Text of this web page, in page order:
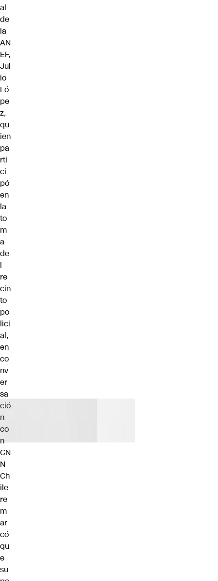
al
de
la
AN
EF,
Jul
io
Ló
pe
z,
qu
ien
pa
rti
ci
pó
en
la
to
m
a
de
l
re
cin
to
po
lici
al,
en
co
nv
er
sa
ció
n
co
n
CN
N
Ch
ile
re
m
ar
có
qu
e
su